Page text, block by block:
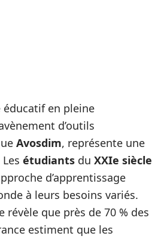
en pleine
d’outils
Avosdim, représente une
étudiants du XXIe siècle
d’apprentissage
à leurs besoins variés.
révèle que près de 70 % des
estiment que les